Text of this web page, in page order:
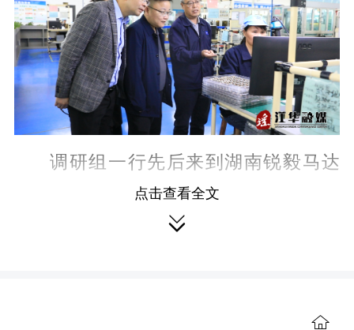
e
n
调研组一行先后来到湖南锐毅马达
制造有限公司、湖南国梦科技有限公
司、中稀（湖南）稀土开发有限公司、
看自动化、智能化生产线，详细了解江
点击查看全文
